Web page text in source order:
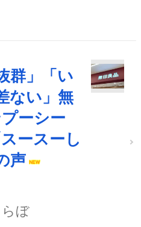
群」「い
ない」無
ーシー
ースーし
声
ぼ